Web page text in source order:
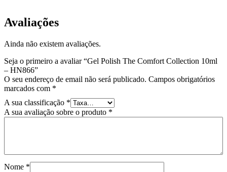
Avaliações
Ainda não existem avaliações.
Seja o primeiro a avaliar “Gel Polish The Comfort Collection 10ml
– HN866”
O seu endereço de email não será publicado. Campos obrigatórios
marcados com *
A sua classificação *
A sua avaliação sobre o produto *
Nome *